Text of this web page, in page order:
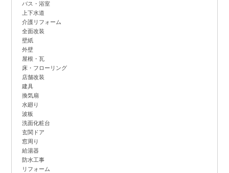
バス・浴室
上下水道
介護リフォーム
全面改装
壁紙
外壁
屋根・瓦
床・フローリング
店舗改装
建具
換気扇
水廻り
波板
洗面化粧台
玄関ドア
窓周り
給湯器
防水工事
リフォーム